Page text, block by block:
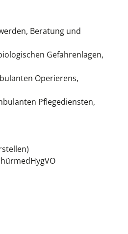
Beratung und
Gefahrenlagen,
Operierens,
Pflegediensten,